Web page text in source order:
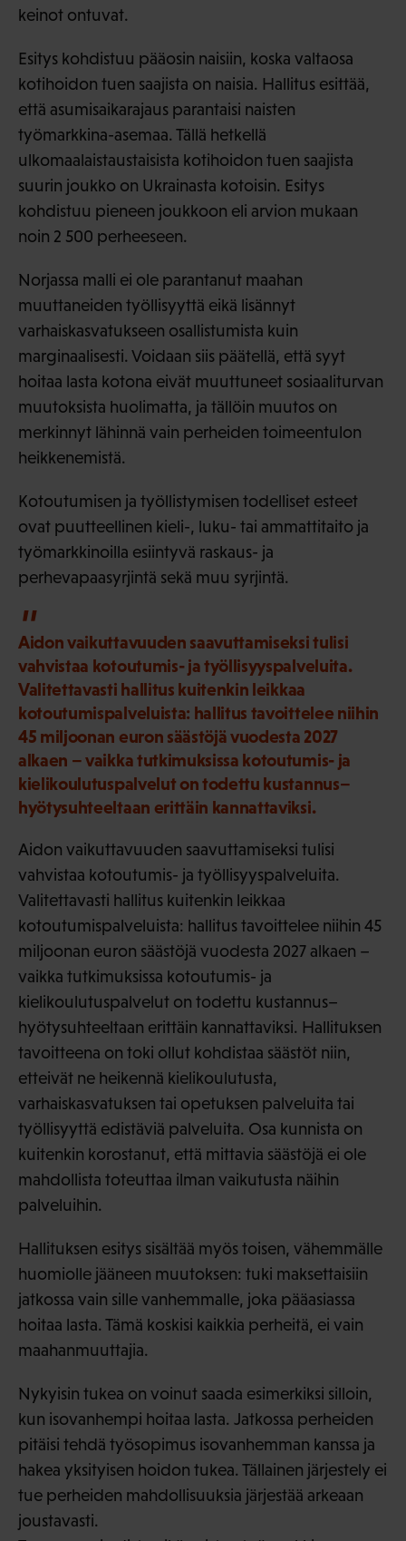
keinot ontuvat.
Esitys kohdistuu pääosin naisiin, koska valtaosa
kotihoidon tuen saajista on naisia. Hallitus esittää,
että asumisaikarajaus parantaisi naisten
työmarkkina-asemaa. Tällä hetkellä
ulkomaalaistaustaisista kotihoidon tuen saajista
suurin joukko on Ukrainasta kotoisin. Esitys
kohdistuu pieneen joukkoon eli arvion mukaan
noin 2 500 perheeseen.
Norjassa malli ei ole parantanut maahan
muuttaneiden työllisyyttä eikä lisännyt
varhaiskasvatukseen osallistumista kuin
marginaalisesti. Voidaan siis päätellä, että syyt
hoitaa lasta kotona eivät muuttuneet sosiaaliturvan
muutoksista huolimatta, ja tällöin muutos on
merkinnyt lähinnä vain perheiden toimeentulon
heikkenemistä.
Kotoutumisen ja työllistymisen todelliset esteet
ovat puutteellinen kieli-, luku- tai ammattitaito ja
työmarkkinoilla esiintyvä raskaus- ja
perhevapaasyrjintä sekä muu syrjintä.
Aidon vaikuttavuuden saavuttamiseksi tulisi
vahvistaa kotoutumis- ja työllisyyspalveluita.
Valitettavasti hallitus kuitenkin leikkaa
kotoutumispalveluista: hallitus tavoittelee niihin
45 miljoonan euron säästöjä vuodesta 2027
alkaen – vaikka tutkimuksissa kotoutumis- ja
kielikoulutuspalvelut on todettu kustannus–
hyötysuhteeltaan erittäin kannattaviksi.
Aidon vaikuttavuuden saavuttamiseksi tulisi
vahvistaa kotoutumis- ja työllisyyspalveluita.
Valitettavasti hallitus kuitenkin leikkaa
kotoutumispalveluista: hallitus tavoittelee niihin 45
miljoonan euron säästöjä vuodesta 2027 alkaen –
vaikka tutkimuksissa kotoutumis- ja
kielikoulutuspalvelut on todettu kustannus–
hyötysuhteeltaan erittäin kannattaviksi. Hallituksen
tavoitteena on toki ollut kohdistaa säästöt niin,
etteivät ne heikennä kielikoulutusta,
varhaiskasvatuksen tai opetuksen palveluita tai
työllisyyttä edistäviä palveluita. Osa kunnista on
kuitenkin korostanut, että mittavia säästöjä ei ole
mahdollista toteuttaa ilman vaikutusta näihin
palveluihin.
Hallituksen esitys sisältää myös toisen, vähemmälle
huomiolle jääneen muutoksen: tuki maksettaisiin
jatkossa vain sille vanhemmalle, joka pääasiassa
hoitaa lasta. Tämä koskisi kaikkia perheitä, ei vain
maahanmuuttajia.
Nykyisin tukea on voinut saada esimerkiksi silloin,
kun isovanhempi hoitaa lasta. Jatkossa perheiden
pitäisi tehdä työsopimus isovanhemman kanssa ja
hakea yksityisen hoidon tukea. Tällainen järjestely ei
tue perheiden mahdollisuuksia järjestää arkeaan
joustavasti.